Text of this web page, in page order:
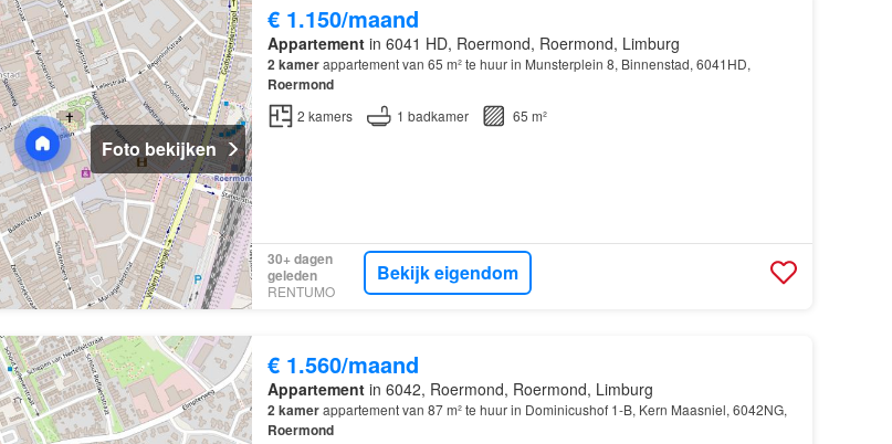
Foto bekijken
€ 1.150/maand
Appartementin 6041 HD, Roermond, Roermond, Limburg
2kamerappartement van 65 m² te huur in Munsterplein 8, Binnenstad, 6041HD,
Roermond
2 kamers 1 badkamer 65 m²
30+ dagen
geleden
RENTUMO
Bekijk eigendom
€ 1.560/maand
Appartementin 6042, Roermond, Roermond, Limburg
2kamerappartement van 87 m² te huur in Dominicushof 1-B, Kern Maasniel, 6042NG,
Roermond